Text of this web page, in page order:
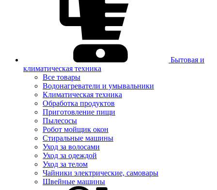
Бытовая и
климатическая техника
Все товары
Водонагреватели и умывальники
Климатическая техника
Обработка продуктов
Приготовление пищи
Пылесосы
Робот мойщик окон
Стиральные машины
Уход за волосами
Уход за одеждой
Уход за телом
Чайники электрические, самовары
Швейные машины